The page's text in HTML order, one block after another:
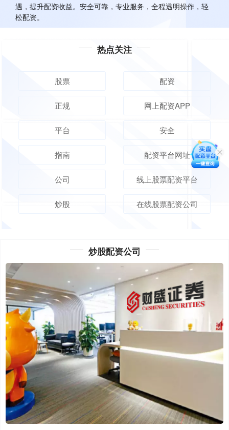
遇，提升配资收益。安全可靠，专业服务，全程透明操作，轻
松配资。
热点关注
股票 配资
正规 网上配资APP
平台 安全
指南 配资平台网址
公司 线上股票配资平台
炒股 在线股票配资公司
炒股配资公司